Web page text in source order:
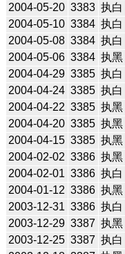
2004-05-20 3383 执白
2004-05-10 3384 执白
2004-05-08 3384 执白
2004-05-06 3384 执黑
2004-04-29 3385 执白
2004-04-24 3385 执白
2004-04-22 3385 执黑
2004-04-20 3385 执黑
2004-04-15 3385 执黑
2004-02-02 3386 执黑
2004-02-01 3386 执白
2004-01-12 3386 执黑
2003-12-31 3386 执白
2003-12-29 3387 执黑
2003-12-25 3387 执白